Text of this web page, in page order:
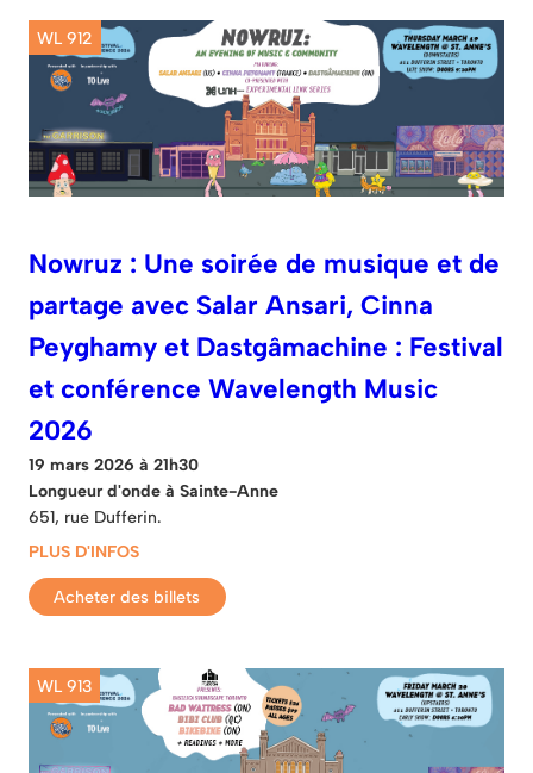
WL 912
Nowruz : Une soirée de musique et de
partage avec Salar Ansari, Cinna
Peyghamy et Dastgâmachine : Festival
et conférence Wavelength Music
2026
19 mars 2026 à 21h30
Longueur d'onde à Sainte-Anne
651, rue Dufferin.
PLUS D'INFOS
Acheter des billets
WL 913